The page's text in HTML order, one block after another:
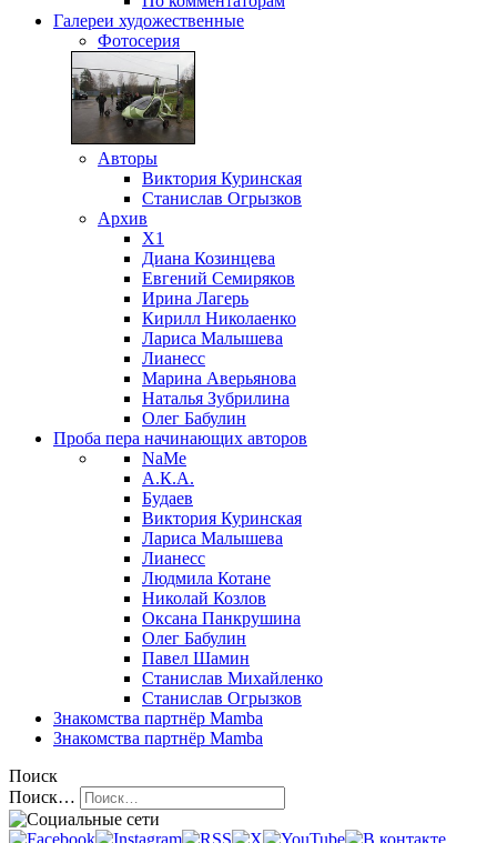
Галереи художественные
Фотосерия
Авторы
Виктория Куринская
Станислав Огрызков
Архив
X1
Диана Козинцева
Евгений Семиряков
Ирина Лагерь
Кирилл Николаенко
Лариса Малышева
Лианесс
Марина Аверьянова
Наталья Зубрилина
Олег Бабулин
Проба пера начинающих авторов
NaMe
А.К.А.
Будаев
Виктория Куринская
Лариса Малышева
Лианесс
Людмила Котане
Николай Козлов
Оксана Панкрушина
Олег Бабулин
Павел Шамин
Станислав Михайленко
Станислав Огрызков
Знакомства партнёр Mamba
Знакомства партнёр Mamba
Поиск
Поиск…